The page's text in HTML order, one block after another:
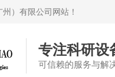
州）有限公司网站 ！
专注科研设
可信赖的服务与解